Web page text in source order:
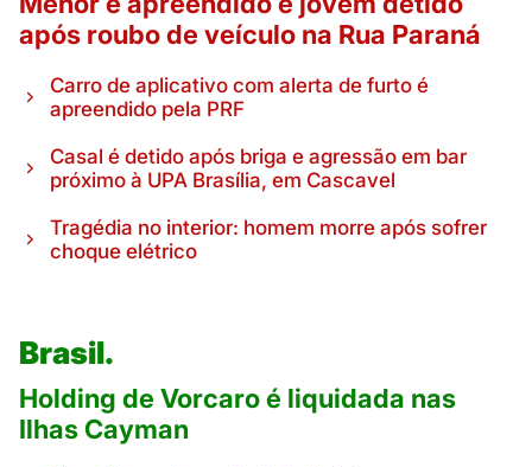
após roubo de veículo na Rua Paraná
Carro de aplicativo com alerta de furto é
apreendido pela PRF
Casal é detido após briga e agressão em bar
próximo à UPA Brasília, em Cascavel
Tragédia no interior: homem morre após sofrer
choque elétrico
Brasil.
Holding de Vorcaro é liquidada nas
Ilhas Cayman